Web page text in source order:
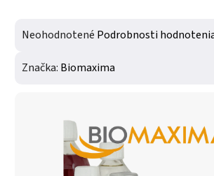
Priemerné hodnotenie produktu je 0,0 z
Neohodnotené Podrobnosti
Značka: Biomaxima